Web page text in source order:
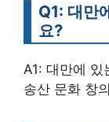
Q1: 대만
요?
A1: 대만에
송산 문화 창